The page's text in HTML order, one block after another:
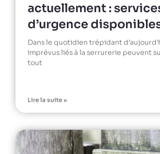
actuellement :
d’urgence
Dans le quotidien trépidant
imprévus liés à la serrurerie peuvent
tout
Lire la suite »